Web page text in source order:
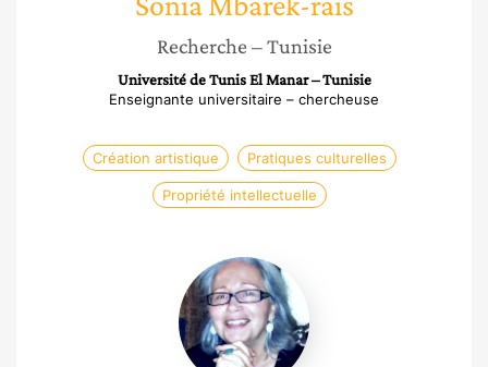
Recherche – Tunisie
Université de Tunis El Manar – Tunisie
Enseignante universitaire – chercheuse
Création artistique Pratiques culturelles
Propriété intellectuelle
Pauline
Khalila
Sulak
Amoyel
Belmihoub